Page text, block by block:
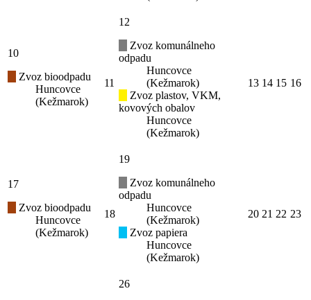
10
Zvoz bioodpadu
Huncovce
(Kežmarok)
11
12
Zvoz komunálneho
odpadu
Huncovce
(Kežmarok)
Zvoz plastov, VKM,
kovových obalov
Huncovce
(Kežmarok)
13 14 15 16
17
Zvoz bioodpadu
Huncovce
(Kežmarok)
18
19
Zvoz komunálneho
odpadu
Huncovce
(Kežmarok)
Zvoz papiera
Huncovce
(Kežmarok)
20 21 22 23
26